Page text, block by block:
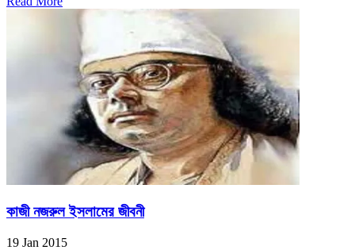
কাজী নজরুল ইসলামের জীবনী
19 Jan 2015